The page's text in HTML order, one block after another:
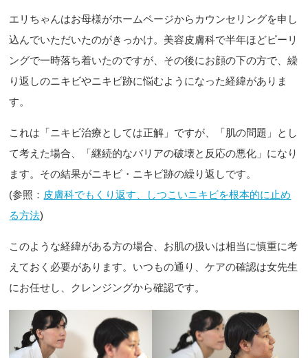
エリちゃんはお母様がホームページからカウンセリングを申し
込んでいただいたのがきっかけ。美容皮膚科で半年ほどピーリ
ングで一時落ち着いたのですが、その後にお顔の下の方で、繰
り返しのニキビやニキビ跡に悩むようになった経緯がありま
す。
これは「ニキビ治療としては正解」ですが、「肌の問題」とし
て考えた場合、「継続的なバリアの破壊と反応の悪化」になり
ます。その結果がニキビ・ニキビ跡の繰り返しです。
(参照： 皮膚科でもくり返す、しつこいニキビを根本的に止め
る方法)
このような経緯がある方の場合、お肌の扱いは相当に慎重に考
えておく必要があります。いつもの通り、ケアの確認は女先生
にお任せし、クレンジングから確認です。